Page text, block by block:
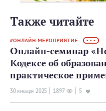
Также читайте
ОНЛАЙН-МЕРОПРИЯТИЕ • • •
Онлайн-семинар
Кодексе об
практическое
30 января 2025 1897 5